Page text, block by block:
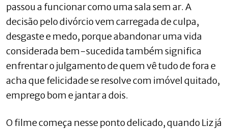
passou a funcionar como uma sala sem ar. A
decisão pelo divórcio vem carregada de culpa,
desgaste e medo, porque abandonar uma vida
considerada bem-sucedida também significa
enfrentar o julgamento de quem vê tudo de fora e
acha que felicidade se resolve com imóvel quitado,
emprego bom e jantar a dois.
O filme começa nesse ponto delicado, quando Liz já